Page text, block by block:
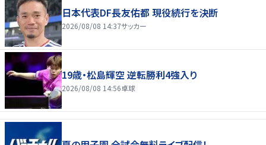
日本代表DF長友佑都 現役続行を決断
2026/08/08 14:37サッカー
19歳・松島輝空 逆転勝利4強入り
2026/08/08 14:56卓球